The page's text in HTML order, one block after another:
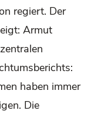
regiert. Der
Armut
haben immer
Die